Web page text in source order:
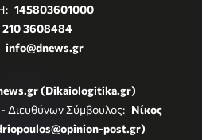
145803601000
210 3608484
info@dnews.gr
(Dikaiologitika.gr)
Διευθύνων Σύμβουλος: Νίκος
post.gr)